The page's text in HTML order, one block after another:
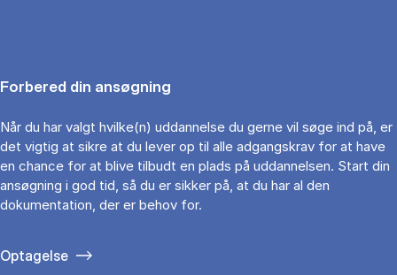
Forbered din ansøgning
Når du har valgt hvilke(n) uddannelse du gerne vil søge ind på, er
det vigtig at sikre at du lever op til alle adgangskrav for at have
en chance for at blive tilbudt en plads på uddannelsen. Start din
ansøgning i god tid, så du er sikker på, at du har al den
dokumentation, der er behov for.
Optagelse